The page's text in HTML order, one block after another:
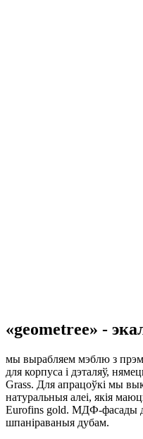
«geometree» -
мы вырабляем мэблю з
для корпуса і дэталяў,
Grass. Для апрацоўкі мы
натуральныя алеі, якія
Eurofins gold. МДФ-фасады
шпаніраваныя дубам.